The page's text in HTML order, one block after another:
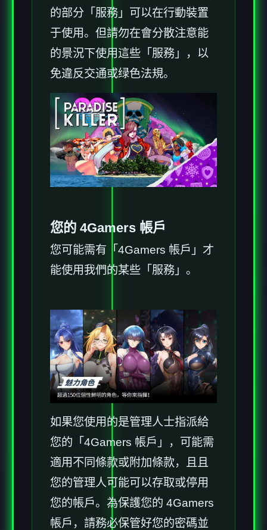
的部分「服務」可以在行動裝置
于使用。但請勿在會分散注意能
的景況下使用這些「服務」，以
免違反交通或绿色法規。
您的 4Gamers 帳戶
您可能需有「4Gamers 帳戶」才
能使用我們的某些「服務」。
如果您使用的是管理人士指派給
您的「4Gamers 帳戶」，可能需
適用不同條款或附加條款，且且
您的管理人可能可以存取或停用
您的帳戶。為保護您的 4Gamers
帳戶，請務必保管好您的密碼並